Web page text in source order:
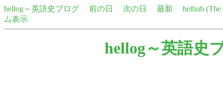
hellog～英語史ブログ 前の日 次の日 最新
helhub
ム表示
hellog～英語史